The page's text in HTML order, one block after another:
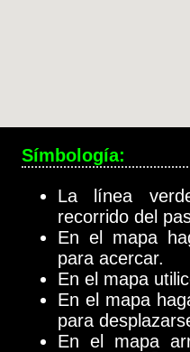
Símbología:
La línea
recorrido del
En el mapa
para acercar.
En el mapa
En el mapa
para
En el mapa